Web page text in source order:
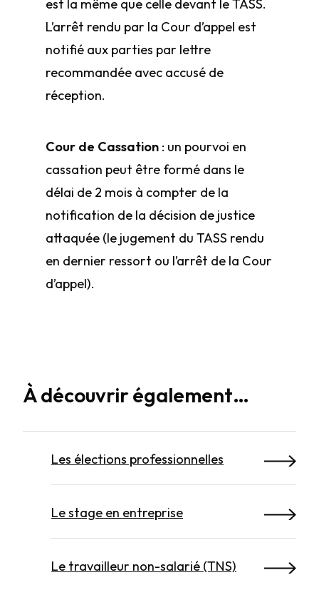
est la même que celle devant le TASS.
L’arrêt rendu par la Cour d’appel est
notifié aux parties par lettre
recommandée avec accusé de
réception.
Cour de Cassation : un pourvoi en
cassation peut être formé dans le
délai de 2 mois à compter de la
notification de la décision de justice
attaquée (le jugement du TASS rendu
en dernier ressort ou l’arrêt de la Cour
d’appel).
À découvrir également…
Les élections professionnelles
Le stage en entreprise
Le travailleur non-salarié (TNS)